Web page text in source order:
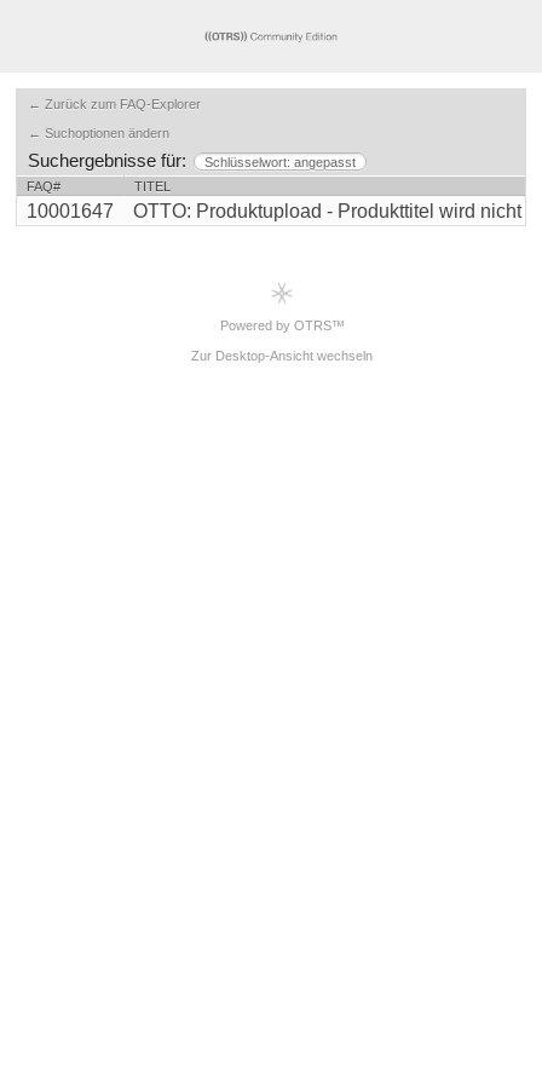
← Zurück zum FAQ-Explorer
← Suchoptionen ändern
Suchergebnisse für:
Schlüsselwort: angepasst
FAQ#
TITEL
10001647 OTTO: Produktupload - Produkttitel wird nicht
Powered by OTRS™
Zur Desktop-Ansicht wechseln